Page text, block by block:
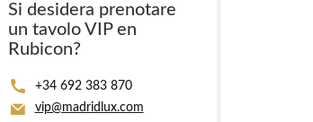
Si desidera prenotare
un tavolo VIP en
Rubicon?
+34 692 383 870
vip@madridlux.com